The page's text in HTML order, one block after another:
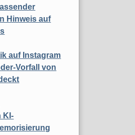
Hinweis auf
auf Instagram
Vorfall von
KI-